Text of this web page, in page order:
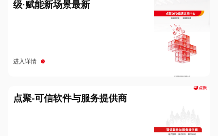
级·赋能新场景最新
进入详情
点聚-可信软件与服务提供商